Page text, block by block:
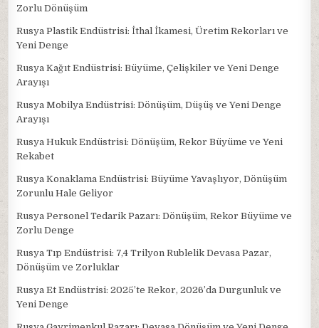
Zorlu Dönüşüm
Rusya Plastik Endüstrisi: İthal İkamesi, Üretim Rekorları ve
Yeni Denge
Rusya Kağıt Endüstrisi: Büyüme, Çelişkiler ve Yeni Denge
Arayışı
Rusya Mobilya Endüstrisi: Dönüşüm, Düşüş ve Yeni Denge
Arayışı
Rusya Hukuk Endüstrisi: Dönüşüm, Rekor Büyüme ve Yeni
Rekabet
Rusya Konaklama Endüstrisi: Büyüme Yavaşlıyor, Dönüşüm
Zorunlu Hale Geliyor
Rusya Personel Tedarik Pazarı: Dönüşüm, Rekor Büyüme ve
Zorlu Denge
Rusya Tıp Endüstrisi: 7,4 Trilyon Rublelik Devasa Pazar,
Dönüşüm ve Zorluklar
Rusya Et Endüstrisi: 2025’te Rekor, 2026’da Durgunluk ve
Yeni Denge